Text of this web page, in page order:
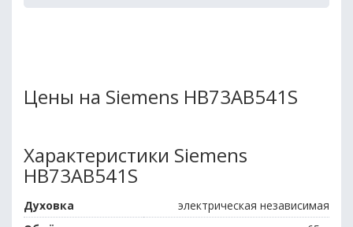
Цены на Siemens HB73AB541S
Характеристики Siemens
HB73AB541S
Духовка
электрическая независимая